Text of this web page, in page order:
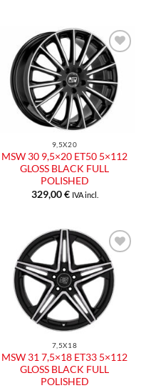
9,5X20
MSW 30 9,5×20 ET50 5×112
GLOSS BLACK FULL
POLISHED
329,00€ IVA incl.
7,5X18
MSW 31 7,5×18 ET33 5×112
GLOSS BLACK FULL
POLISHED